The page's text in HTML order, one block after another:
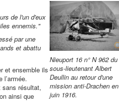
de l'un d'eux
ennemis."
par une
et abattu
et ensemble ils
l’armée.
sans résultat,
ainsi que
Nieuport 16 n° N 962 du
sous-lieutenant Albert
Deullin au retour d'une
mission anti-Drachen en
juin 1916.